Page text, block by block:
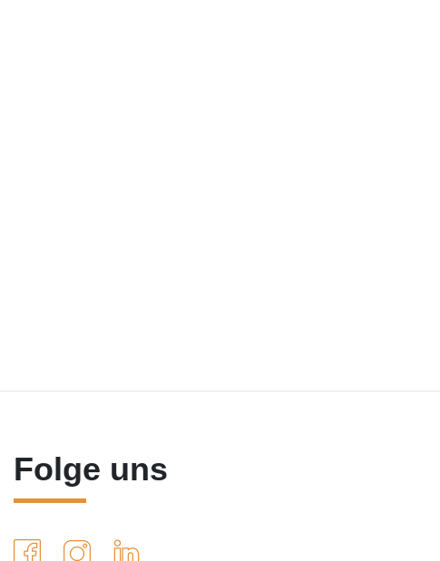
Folge uns